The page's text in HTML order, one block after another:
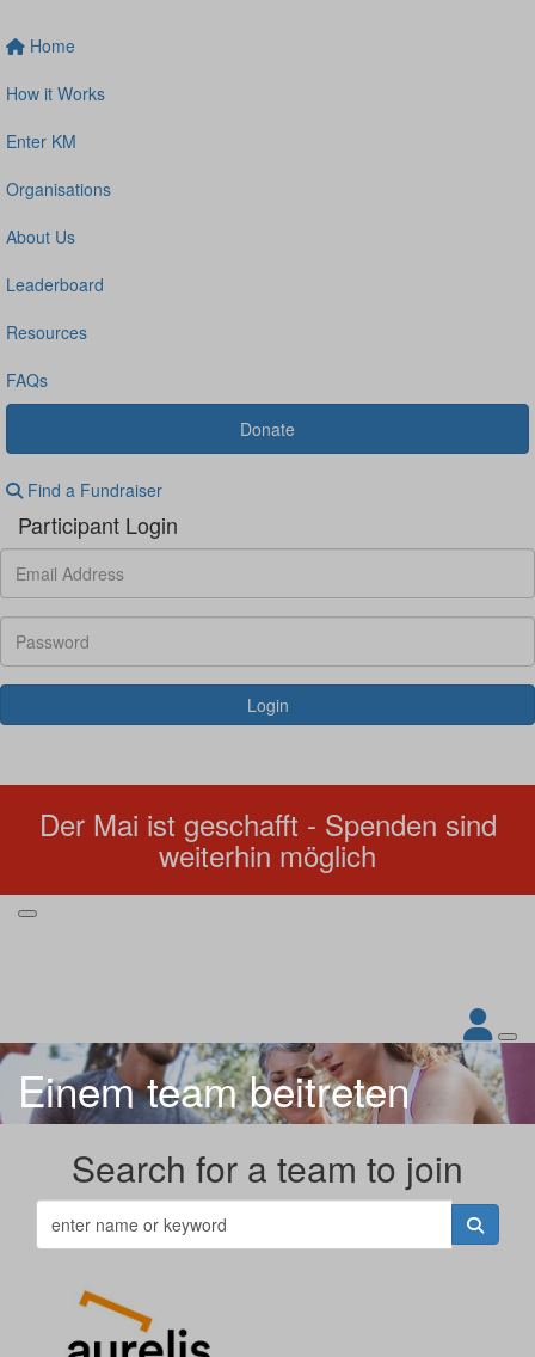
Home
How it Works
Enter KM
Organisations
About Us
Leaderboard
Resources
FAQs
Donate
Find a Fundraiser
Participant Login
Login
Der Mai ist geschafft - Spenden sind
weiterhin möglich
Einem team beitreten
Search for a team to join